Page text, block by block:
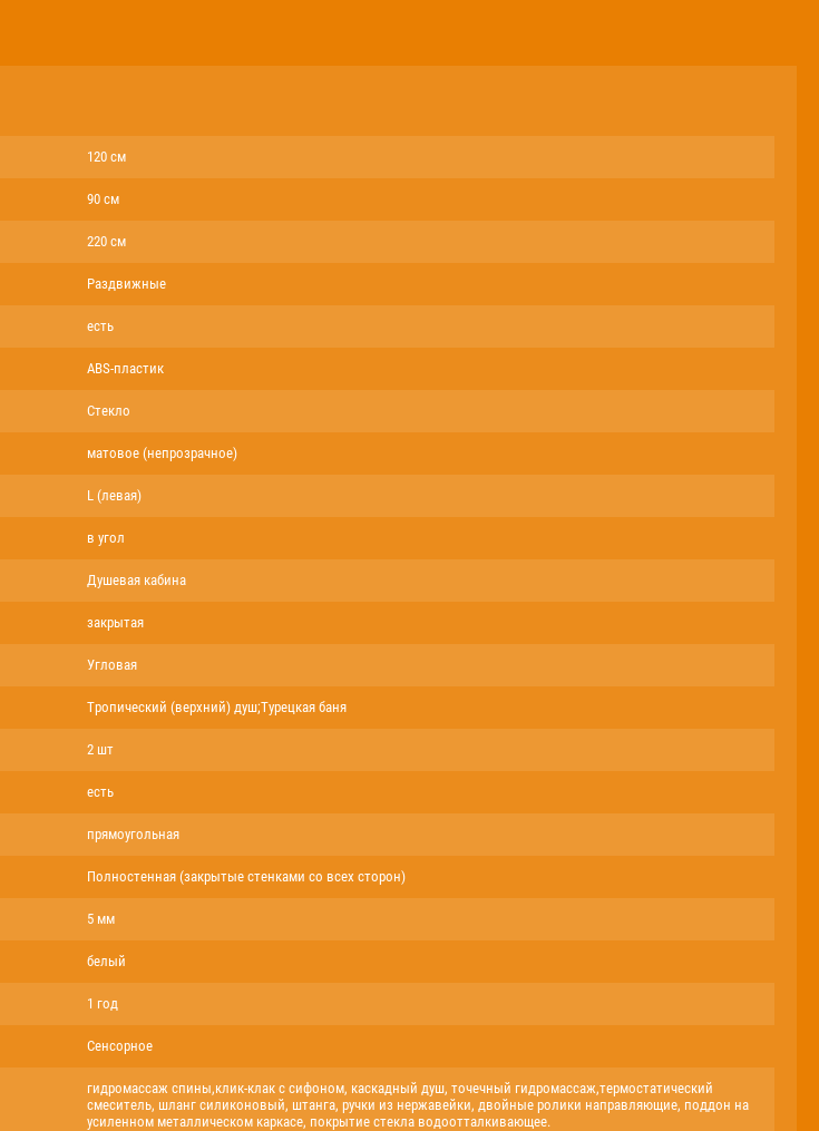
120 см
90 см
220 см
Раздвижные
есть
ABS-пластик
Стекло
матовое (непрозрачное)
L (левая)
в угол
Душевая кабина
закрытая
Угловая
Тропический (верхний) душ;Турецкая баня
2 шт
есть
прямоугольная
Полностенная (закрытые стенками со всех сторон)
5 мм
белый
1 год
Сенсорное
гидромассаж спины,клик-клак с сифоном, каскадный душ, точечный гидромассаж,термостатический
смеситель, шланг силиконовый, штанга, ручки из нержавейки, двойные ролики направляющие, поддон на
усиленном металлическом каркасе, покрытие стекла водоотталкивающее.